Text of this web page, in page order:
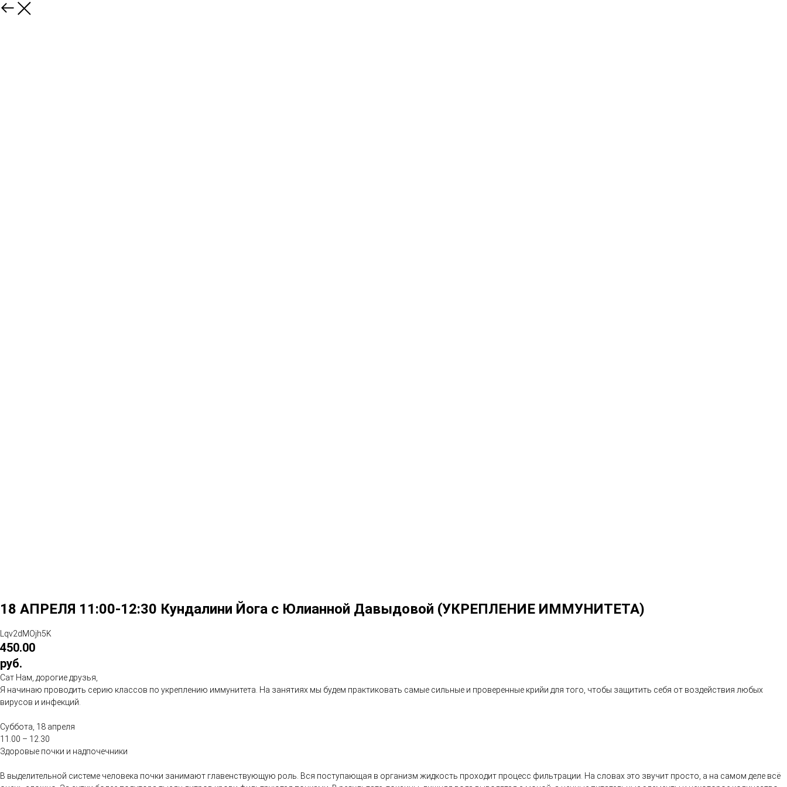
18 АПРЕЛЯ 11:00-12:30 Кундалини Йога с Юлианной Давыдовой (УКРЕПЛЕНИЕ ИММУНИТЕТА)
Lqv2dMOjh5K
450.00
руб.
Сат Нам, дорогие друзья,
Я начинаю проводить серию классов по укреплению иммунитета. На занятиях мы будем практиковать самые сильные и проверенные крийи для того, чтобы защитить себя от воздействия любых
вирусов и инфекций.
Суббота, 18 апреля
11.00 – 12.30
Здоровые почки и надпочечники
В выделительной системе человека почки занимают главенствующую роль. Вся поступающая в организм жидкость проходит процесс фильтрации. На словах это звучит просто, а на самом деле всё